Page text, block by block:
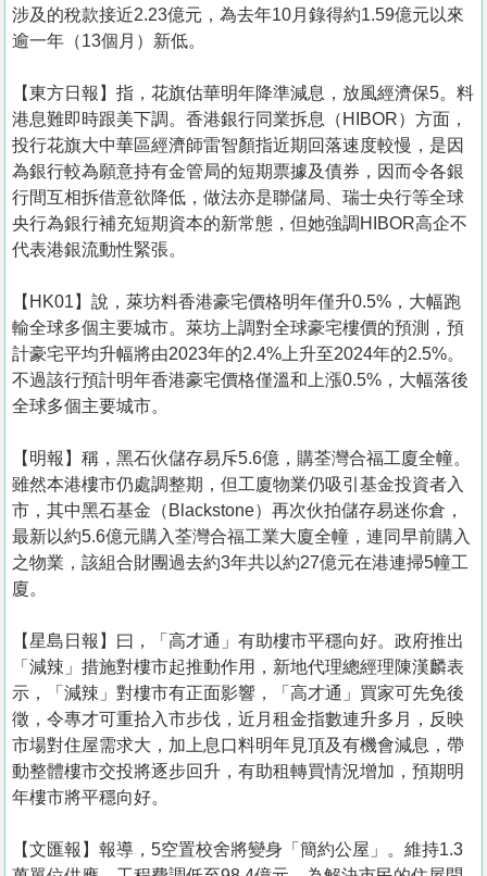
關
於
們
涉及的稅款接近2.23億元，為去年10月錄得約1.59億元以來
逾一年（13個月）新低。
【東方日報】指，花旗估華明年降準減息，放風經濟保5。料
港息難即時跟美下調。香港銀行同業拆息（HIBOR）方面，
投行花旗大中華區經濟師雷智顏指近期回落速度較慢，是因
為銀行較為願意持有金管局的短期票據及債券，因而令各銀
行間互相拆借意欲降低，做法亦是聯儲局、瑞士央行等全球
央行為銀行補充短期資本的新常態，但她強調HIBOR高企不
代表港銀流動性緊張。
【HK01】說，萊坊料香港豪宅價格明年僅升0.5%，大幅跑
輸全球多個主要城市。萊坊上調對全球豪宅樓價的預測，預
計豪宅平均升幅將由2023年的2.4%上升至2024年的2.5%。
不過該行預計明年香港豪宅價格僅溫和上漲0.5%，大幅落後
全球多個主要城市。
【明報】稱，黑石伙儲存易斥5.6億，購荃灣合福工廈全幢。
雖然本港樓市仍處調整期，但工廈物業仍吸引基金投資者入
市，其中黑石基金（Blackstone）再次伙拍儲存易迷你倉，
最新以約5.6億元購入荃灣合福工業大廈全幢，連同早前購入
之物業，該組合財團過去約3年共以約27億元在港連掃5幢工
廈。
【星島日報】曰，「高才通」有助樓市平穩向好。政府推出
「減辣」措施對樓市起推動作用，新地代理總經理陳漢麟表
示，「減辣」對樓市有正面影響，「高才通」買家可先免後
徵，令專才可重拾入市步伐，近月租金指數連升多月，反映
市場對住屋需求大，加上息口料明年見頂及有機會減息，帶
動整體樓市交投將逐步回升，有助租轉買情況增加，預期明
年樓市將平穩向好。
【文匯報】報導，5空置校舍將變身「簡約公屋」。維持1.3